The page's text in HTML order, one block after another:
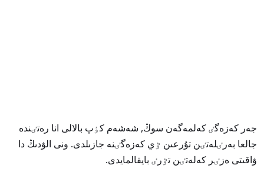
جەر كەزەگٸ كەلمەگەن سوڭ, شەشەم كٶپ بالالى انا رەتٸندە
جالعا بەرٸلەتٸن تۇرعىن ٷي كەزەگٸنە جازىلدى. ونى الۋدىڭ دا
ۋاقىتى ەزٸر كەلەتٸن تٷرٸ بايقالمايدى.